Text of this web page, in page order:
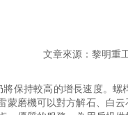
文章來源：黎
保持較高的增長速度。螺
蒙磨機可以對方解石、白